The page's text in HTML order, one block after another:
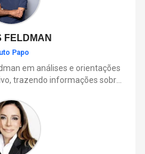
FELDMAN
Papo
em análises e orientações
trazendo informações sobre
a dia dos motoristas.